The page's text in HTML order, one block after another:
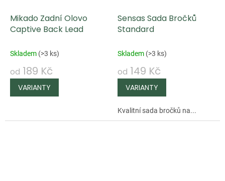
Mikado Zadní Olovo
Captive Back Lead
Skladem (>3 ks)
od 189 Kč
Sensas Sada Bročků
Standard
Skladem (>3 ks)
od 149 Kč
Kvalitní sada bročků na...